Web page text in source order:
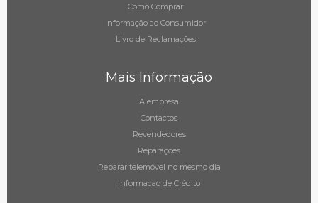
Como Comprar
Informação ao Consumidor
Livro de Reclamações
Mais Informação
A empresa
Contactos
Revendedores
Reparações
Reparar telemóvel no mesmo dia
Informacao de Crédito